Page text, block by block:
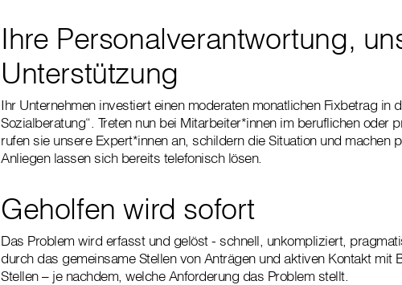
Ihre Personalverantwortung,
Unterstützung
Ihr Unternehmen investiert einen moderaten monatlichen Fixbetrag in
Sozialberatung“. Treten nun bei Mitarbeiter*innen im beruflichen oder
rufen sie unsere Expert*innen an, schildern die Situation und machen
Anliegen lassen sich bereits telefonisch lösen.
Geholfen wird sofort
Das Problem wird erfasst und gelöst - schnell, unkompliziert,
durch das gemeinsame Stellen von Anträgen und aktiven Kontakt mit
Stellen – je nachdem, welche Anforderung das Problem stellt.